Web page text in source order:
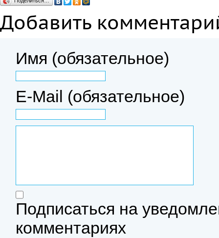
Добавить
Имя (обязательное)
E-Mail (обязательное)
Подписаться на
комментариях